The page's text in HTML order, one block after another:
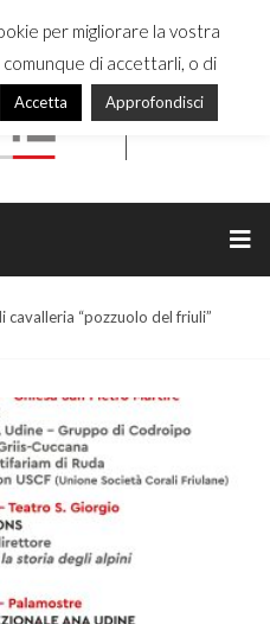
“pozzuolo del friuli”
per migliorare la vostra
di accettarli, o di
Accetta Approfondisci